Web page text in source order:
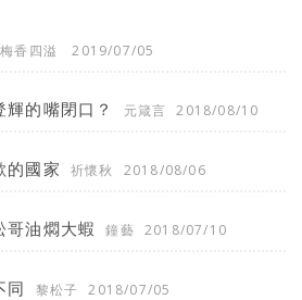
梅香四溢 2019/07/05
的嘴閉口？ 元箴言 2018/08/10
的國家 祈懷秋 2018/08/06
哥油燜大蝦 鐘藝 2018/07/10
同 黎松子 2018/07/05